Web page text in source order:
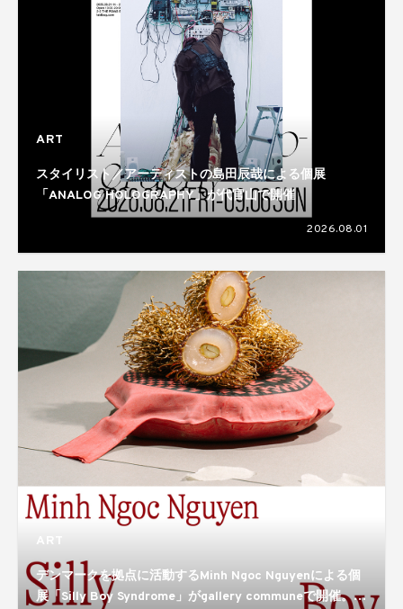
ART
スタイリスト／アーティストの島田辰哉による個展
「ANALOG HOLOGRAPHY」が代官山で開催
2026.08.01
ART
デンマークを拠点に活動するMinh Ngoc Nguyenによる個
展「Silly Boy Syndrome」がgallery communeで開催。揺